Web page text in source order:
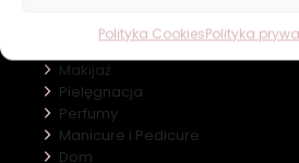
Polityka CookiesPolityka
Makijaż
Pielęgnacja
Perfumy
Manicure i Pedicure
Dom